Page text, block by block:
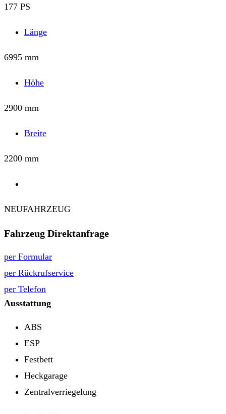
177 PS
Länge
6995 mm
Höhe
2900 mm
Breite
2200 mm
NEUFAHRZEUG
Fahrzeug Direktanfrage
per Formular
per Rückrufservice
per Telefon
Ausstattung
ABS
ESP
Festbett
Heckgarage
Zentralverriegelung